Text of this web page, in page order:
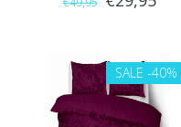
(Antraciet)
SALE -40%